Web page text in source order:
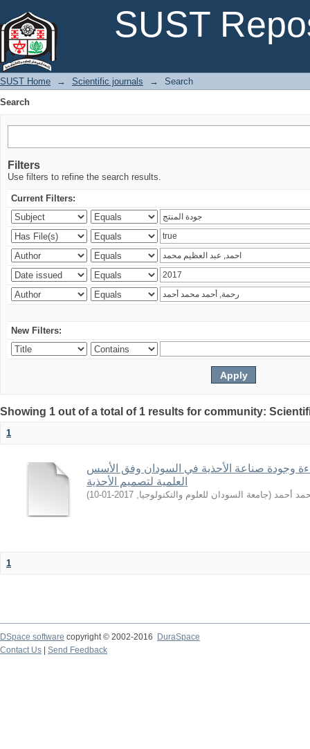
SUST
SUST Home → Scientific journals →
Search
Search
Filters
Use filters to refine the search results.
Current Filters:
New Filters:
Showing 1 out of a total of 1 results for community:
1
وجودة صناعة الأحذية في السودان وفق الأسس
العلمية لتصميم الأحذية
أحمد (جامعة السودان للعلوم والتكنولوجيا,
2017-01-10
)
1
DSpace software copyright © 2002-2016
DuraSpace
Contact Us
Send Feedback